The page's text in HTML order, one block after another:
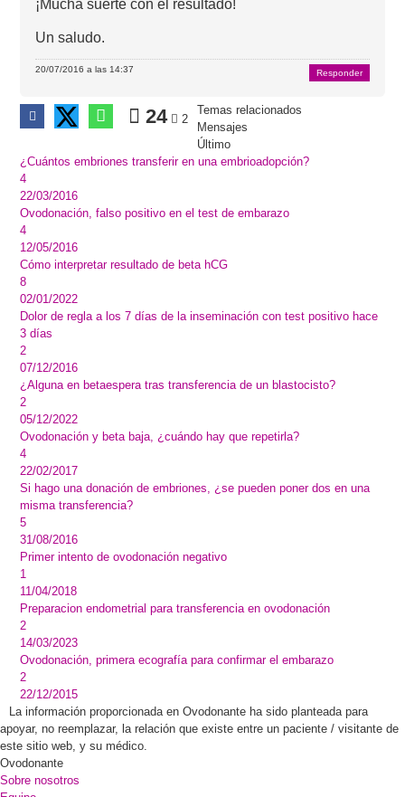
¡Mucha suerte con el resultado!
Un saludo.
20/07/2016 a las 14:37 Responder
24 2
Temas relacionados
Mensajes
Último
¿Cuántos embriones transferir en una embrioadopción?
4
22/03/2016
Ovodonación, falso positivo en el test de embarazo
4
12/05/2016
Cómo interpretar resultado de beta hCG
8
02/01/2022
Dolor de regla a los 7 días de la inseminación con test positivo hace
3 días
2
07/12/2016
¿Alguna en betaespera tras transferencia de un blastocisto?
2
05/12/2022
Ovodonación y beta baja, ¿cuándo hay que repetirla?
4
22/02/2017
Si hago una donación de embriones, ¿se pueden poner dos en una
misma transferencia?
5
31/08/2016
Primer intento de ovodonación negativo
1
11/04/2018
Preparacion endometrial para transferencia en ovodonación
2
14/03/2023
Ovodonación, primera ecografía para confirmar el embarazo
2
22/12/2015
La información proporcionada en Ovodonante ha sido planteada para
apoyar, no reemplazar, la relación que existe entre un paciente / visitante de
este sitio web, y su médico.
Ovodonante
Sobre nosotros